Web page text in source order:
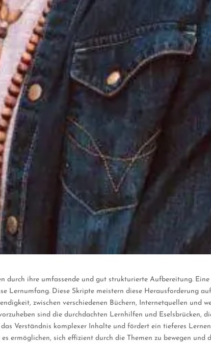
durch ihre umfassende und gut strukturierte Aufbereitung.
Lernumfang. Diese Skripte meistern diese Herausforderung
zwischen verschiedenen Büchern, Internetquellen und
sind die durchdachten Lernhilfen und Eselsbrücken,
Verständnis komplexer Inhalte und fördert ein tieferes
ermöglichen, sich effizient durch die Themen zu bewegen und